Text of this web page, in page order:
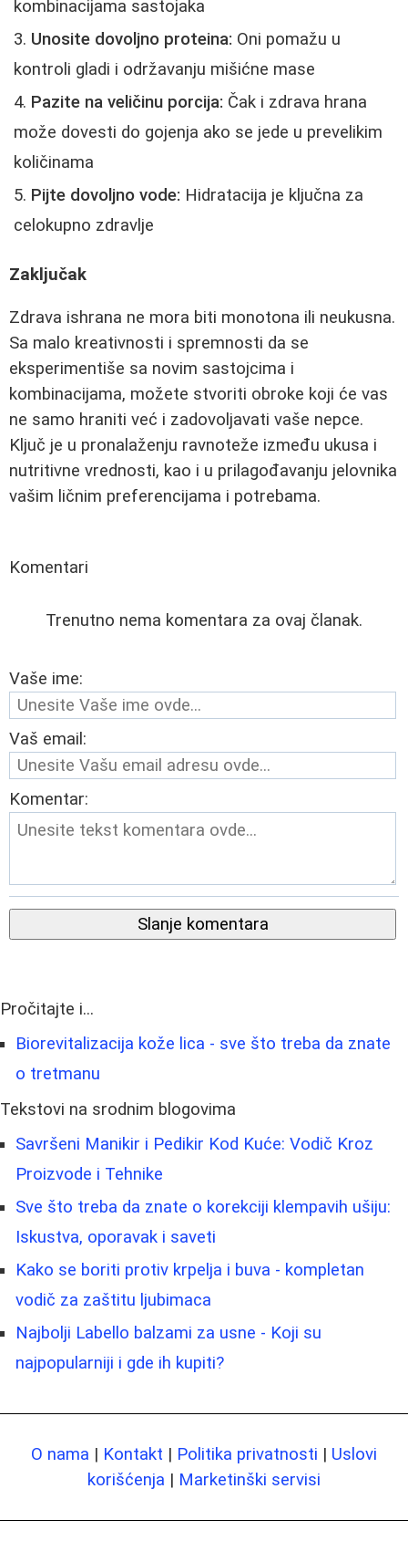
kombinacijama sastojaka
Unosite dovoljno proteina: Oni pomažu u
kontroli gladi i održavanju mišićne mase
Pazite na veličinu porcija: Čak i zdrava hrana
može dovesti do gojenja ako se jede u prevelikim
količinama
Pijte dovoljno vode: Hidratacija je ključna za
celokupno zdravlje
Zaključak
Zdrava ishrana ne mora biti monotona ili neukusna.
Sa malo kreativnosti i spremnosti da se
eksperimentiše sa novim sastojcima i
kombinacijama, možete stvoriti obroke koji će vas
ne samo hraniti već i zadovoljavati vaše nepce.
Ključ je u pronalaženju ravnoteže između ukusa i
nutritivne vrednosti, kao i u prilagođavanju jelovnika
vašim ličnim preferencijama i potrebama.
Komentari
Trenutno nema komentara za ovaj članak.
Vaše ime:
Vaš email:
Komentar:
Slanje komentara
Pročitajte i...
Biorevitalizacija kože lica - sve što treba da znate
o tretmanu
Tekstovi na srodnim blogovima
Savršeni Manikir i Pedikir Kod Kuće: Vodič Kroz
Proizvode i Tehnike
Sve što treba da znate o korekciji klempavih ušiju:
Iskustva, oporavak i saveti
Kako se boriti protiv krpelja i buva - kompletan
vodič za zaštitu ljubimaca
Najbolji Labello balzami za usne - Koji su
najpopularniji i gde ih kupiti?
O nama | Kontakt | Politika privatnosti | Uslovi
korišćenja | Marketinški servisi